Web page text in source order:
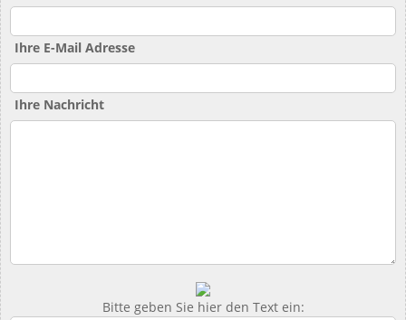
Ihre E-Mail Adresse
Ihre Nachricht
Bitte geben Sie hier den Text ein: